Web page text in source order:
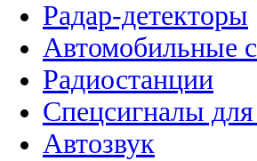
Радар-детекторы
Автомобильные
Радиостанции
Спецсигналы
Автозвук